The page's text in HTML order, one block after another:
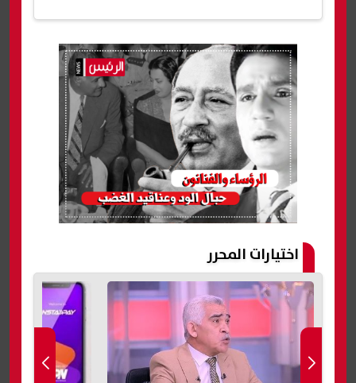
اختيارات المحرر